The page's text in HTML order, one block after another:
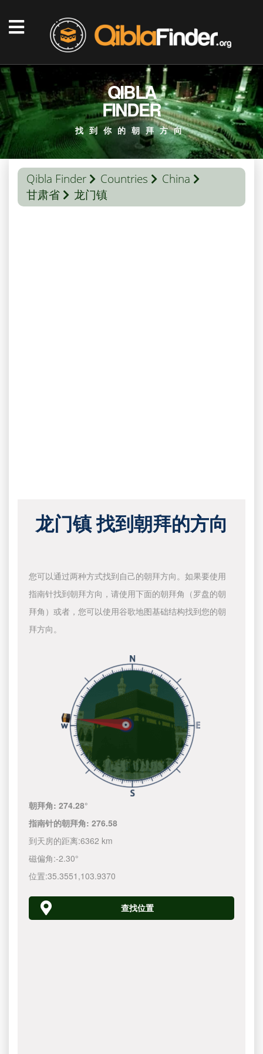
QIBLA
FINDER
找到你的朝拜方向
Qibla Finder Countries
China
甘肃省
龙门镇
龙门镇 找到朝拜的方向
您可以通过两种方式找到自己的朝拜方向。如果要使用
指南针找到朝拜方向，请使用下面的朝拜角（罗盘的朝
拜角）或者，您可以使用谷歌地图基础结构找到您的朝
拜方向。
朝拜角:274.28°
指南针的朝拜角:276.58
到天房的距离:6362 km
磁偏角:-2.30°
位置:35.3551 ,103.9370
查找位置